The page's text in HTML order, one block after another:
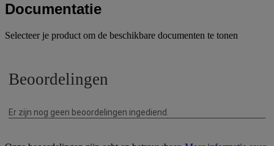
Documentatie
Selecteer je product om de beschikbare documenten te tonen